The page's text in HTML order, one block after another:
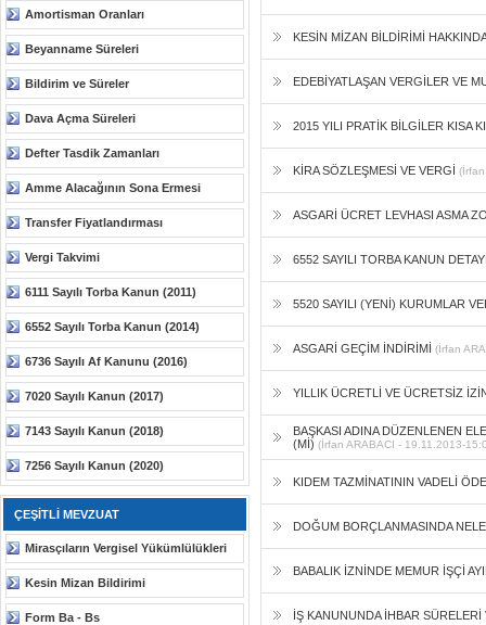
Amortisman Oranları
Beyanname Süreleri
Bildirim ve Süreler
Dava Açma Süreleri
Defter Tasdik Zamanları
Amme Alacağının Sona Ermesi
Transfer Fiyatlandırması
Vergi Takvimi
6111 Sayılı Torba Kanun (2011)
6552 Sayılı Torba Kanun (2014)
6736 Sayılı Af Kanunu (2016)
7020 Sayılı Kanun (2017)
7143 Sayılı Kanun (2018)
7256 Sayılı Kanun (2020)
ÇEŞİTLİ MEVZUAT
Mirasçıların Vergisel Yükümlülükleri
Kesin Mizan Bildirimi
Form Ba - Bs
KESİN MİZAN BİLDİRİMİ
EDEBİYATLAŞAN VERGİLER VE
2015 YILI PRATİK BİLGİLER KISA
KİRA SÖZLEŞMESİ VE VERGİ
ASGARİ ÜCRET LEVHASI ASMA
6552 SAYILI TORBA KANUN
5520 SAYILI (YENİ) KURUMLAR
ASGARİ GEÇİM İNDİRİMİ (İrfan
YILLIK ÜCRETLİ VE ÜCRETSİZ
BAŞKASI ADINA DÜZENLENEN
(Mİ) (İrfan ARABACI - 19.11.2013-
KIDEM TAZMİNATININ VADELİ
DOĞUM BORÇLANMASINDA
BABALIK İZNİNDE MEMUR İŞÇİ
İŞ KANUNUNDA İHBAR